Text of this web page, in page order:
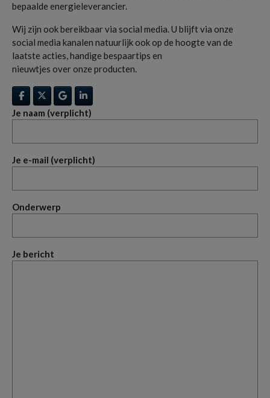
bepaalde energieleverancier.
Wij zijn ook bereikbaar via social media. U blijft via onze
social media kanalen natuurlijk ook op de hoogte van de
laatste acties, handige bespaartips en
nieuwtjes over onze producten.
Je naam (verplicht)
Je e-mail (verplicht)
Onderwerp
Je bericht